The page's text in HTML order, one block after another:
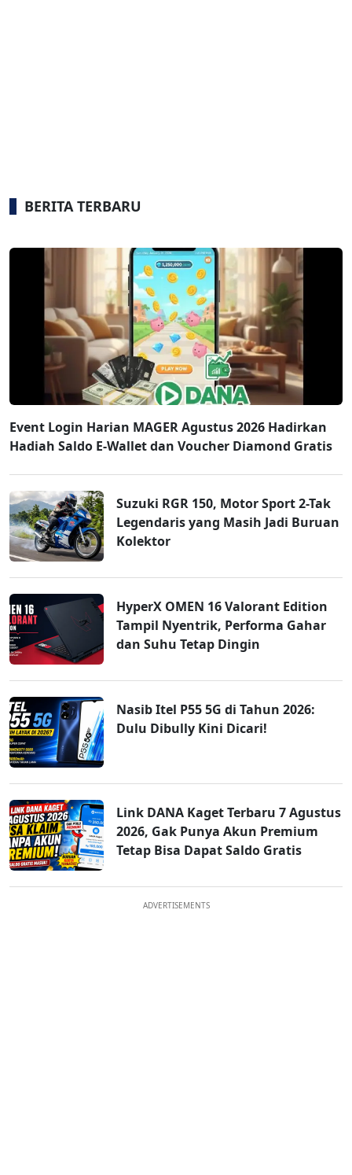
BERITA TERBARU
Event Login Harian MAGER Agustus 2026 Hadirkan
Hadiah Saldo E-Wallet dan Voucher Diamond Gratis
Suzuki RGR 150, Motor Sport 2-Tak
Legendaris yang Masih Jadi Buruan
Kolektor
HyperX OMEN 16 Valorant Edition
Tampil Nyentrik, Performa Gahar
dan Suhu Tetap Dingin
Nasib Itel P55 5G di Tahun 2026:
Dulu Dibully Kini Dicari!
Link DANA Kaget Terbaru 7 Agustus
2026, Gak Punya Akun Premium
Tetap Bisa Dapat Saldo Gratis
ADVERTISEMENTS